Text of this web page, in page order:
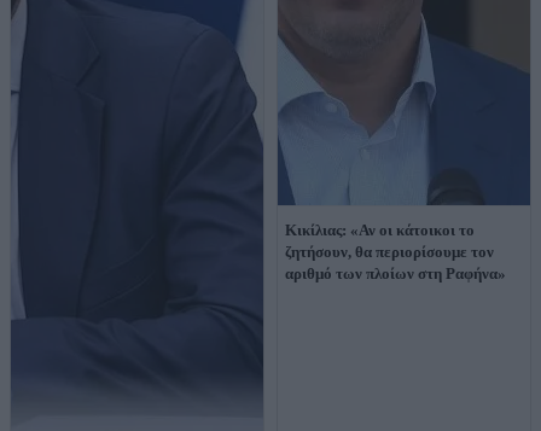
Κικίλιας: «Αν οι κάτοικοι το
ζητήσουν, θα περιορίσουμε τον
αριθμό των πλοίων στη Ραφήνα»